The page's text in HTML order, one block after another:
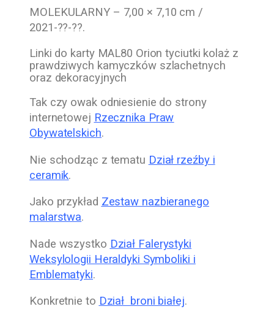
MOLEKULARNY – 7,00 × 7,10 cm /
2021-??-??.
Linki do karty MAL80 Orion tyciutki kolaż z
prawdziwych kamyczków szlachetnych
oraz dekoracyjnych
Tak czy owak odniesienie do strony
internetowej Rzecznika Praw
Obywatelskich.
Nie schodząc z tematu Dział rzeźby i
ceramik.
Jako przykład Zestaw nazbieranego
malarstwa.
Nade wszystko Dział Falerystyki
Weksylologii Heraldyki Symboliki i
Emblematyki.
Konkretnie to Dział broni białej.